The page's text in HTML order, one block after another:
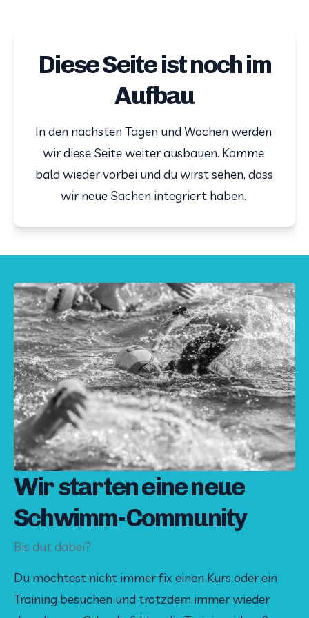
Diese Seite ist noch im
Aufbau
In den nächsten Tagen und Wochen werden
wir diese Seite weiter ausbauen. Komme
bald wieder vorbei und du wirst sehen, dass
wir neue Sachen integriert haben.
Wir starten eine neue
Schwimm-Community
Bis dut dabei?
Du möchtest nicht immer fix einen Kurs oder ein
Training besuchen und trotzdem immer wieder